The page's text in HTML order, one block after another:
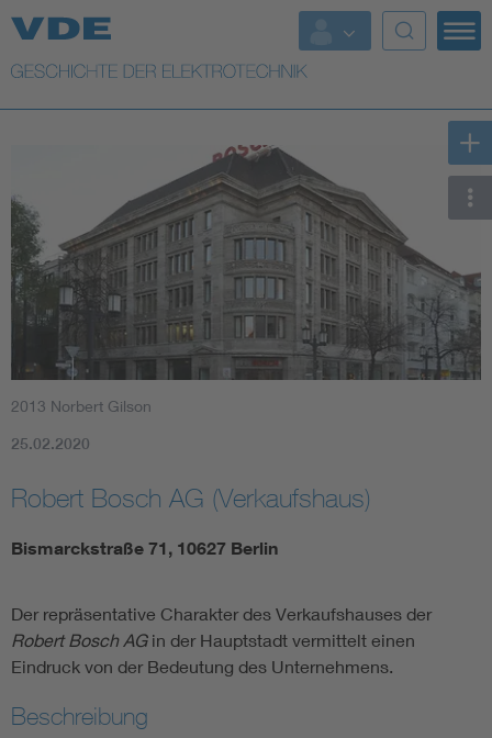
Top Themen
Weitere Themen
2013 Norbert Gilson
25.02.2020
Robert Bosch AG (Verkaufshaus)
Bismarckstraße 71, 10627 Berlin
Der repräsentative Charakter des Verkaufshauses der
Robert Bosch AGin der Hauptstadt vermittelt einen
Eindruck von der Bedeutung des Unternehmens.
Beschreibung